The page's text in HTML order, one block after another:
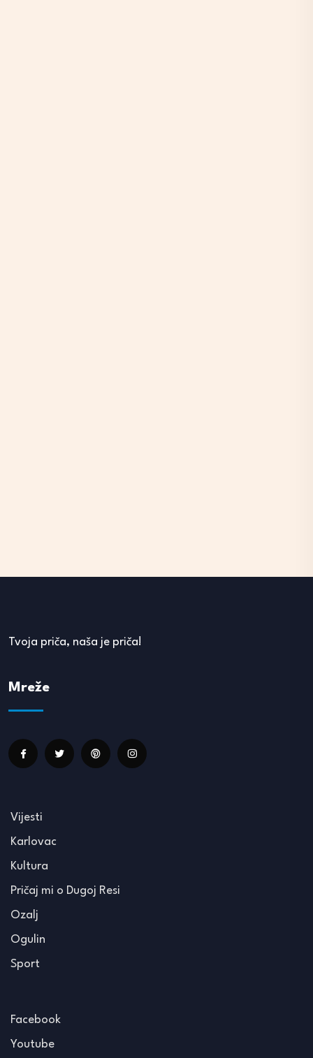
Tvoja priča, naša je priča!
Mreže
Vijesti
Karlovac
Kultura
Pričaj mi o Dugoj Resi
Ozalj
Ogulin
Sport
Facebook
Youtube